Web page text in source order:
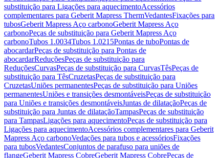
substituição para Ligações para aquecimentoAcessórios
complementares para Geberit Mapress ThermVedantesFixações para
tubosGeberit Mapress Aço carbonoGeberit Mapress Aço
carbonoPeças de substituição para Geberit Mapress Aço
carbonoTubos 1.0034Tubos 1.0215Pontas de tuboPontas de
abocardarPeças de substituição para Pontas de
abocardarReduçõesPeças de substituição para
ReduçõesCurvasPeças de substituição para CurvasTêsPeças de
substituição para TêsCruzetasPeças de substituição para
CruzetasUniões permanentesPeças de substituição para Uniões
permanentesUniões e transições desmontáveisPeças de substituição
para Uniões e transições desmontáveisJuntas de dilataçãoPeças de
substituição para Juntas de dilataçãoTampasPeças de substituição
para TampasLigações para aquecimentoPeças de substituição para
Ligações para aquecimentoAcessórios complementares para Geberit
Mapress Aço carbonoVedações para tubos e acessóriosFixações
para tubosVedantesConjuntos de parafuso para uniões de
flangeGeberit Mapress CobreGeberit Mapress CobrePeças de